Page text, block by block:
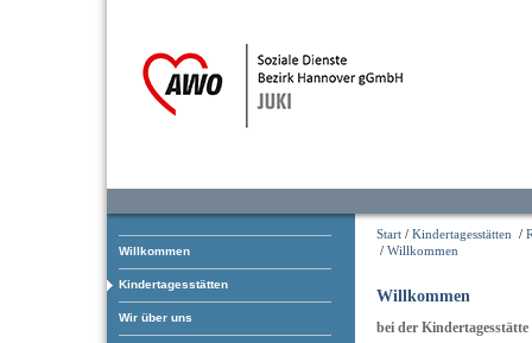
Willkommen
Kindertagesstätten
Wir über uns
Start / Kindertagesstätten /
/ Willkommen
Willkommen
bei der